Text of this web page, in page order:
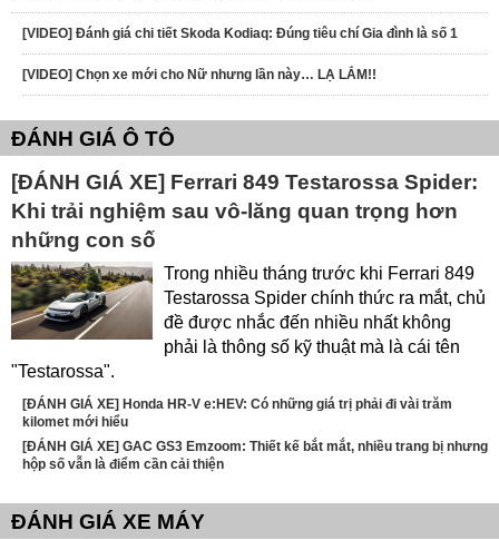
[VIDEO] Đánh giá chi tiết Skoda Kodiaq: Đúng tiêu chí Gia đình là số 1
[VIDEO] Chọn xe mới cho Nữ nhưng lần này… LẠ LẮM!!
ĐÁNH GIÁ Ô TÔ
[ĐÁNH GIÁ XE] Ferrari 849 Testarossa Spider:
Khi trải nghiệm sau vô-lăng quan trọng hơn
những con số
Trong nhiều tháng trước khi Ferrari 849
Testarossa Spider chính thức ra mắt, chủ
đề được nhắc đến nhiều nhất không
phải là thông số kỹ thuật mà là cái tên
"Testarossa".
[ĐÁNH GIÁ XE] Honda HR-V e:HEV: Có những giá trị phải đi vài trăm
kilomet mới hiểu
[ĐÁNH GIÁ XE] GAC GS3 Emzoom: Thiết kế bắt mắt, nhiều trang bị nhưng
hộp số vẫn là điểm cần cải thiện
ĐÁNH GIÁ XE MÁY